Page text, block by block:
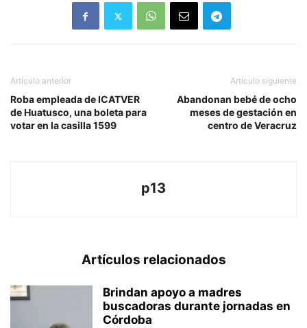
Artículo anterior
Roba empleada de ICATVER
de Huatusco, una boleta para
votar en la casilla 1599
Artículo siguiente
Abandonan bebé de ocho
meses de gestación en
centro de Veracruz
p13
Artículos relacionados
Brindan apoyo a madres
buscadoras durante jornadas en
Córdoba